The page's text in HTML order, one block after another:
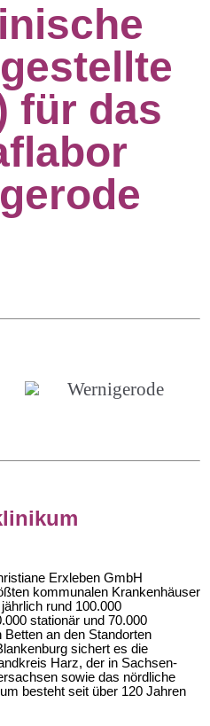
für das
Wernigerode
Erxleben GmbH
kommunalen Krankenhäuser
rund 100.000
stationär und 70.000
an den Standorten
sichert es die
Harz, der in Sachsen-
sowie das nördliche
besteht seit über 120 Jahren